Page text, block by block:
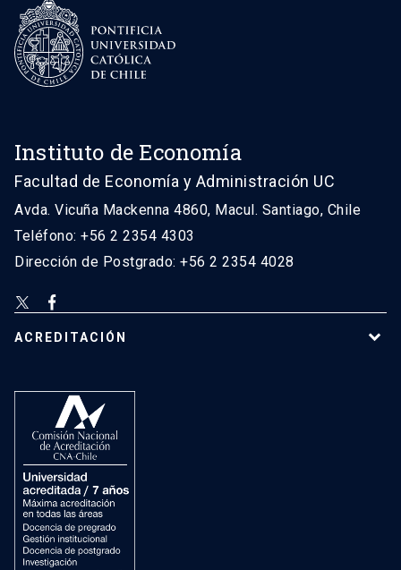
Instituto de Economía
Facultad de Economía y Administración UC
Avda. Vicuña Mackenna 4860, Macul. Santiago, Chile
Teléfono: +56 2 2354 4303
Dirección de Postgrado: +56 2 2354 4028
ACREDITACIÓN